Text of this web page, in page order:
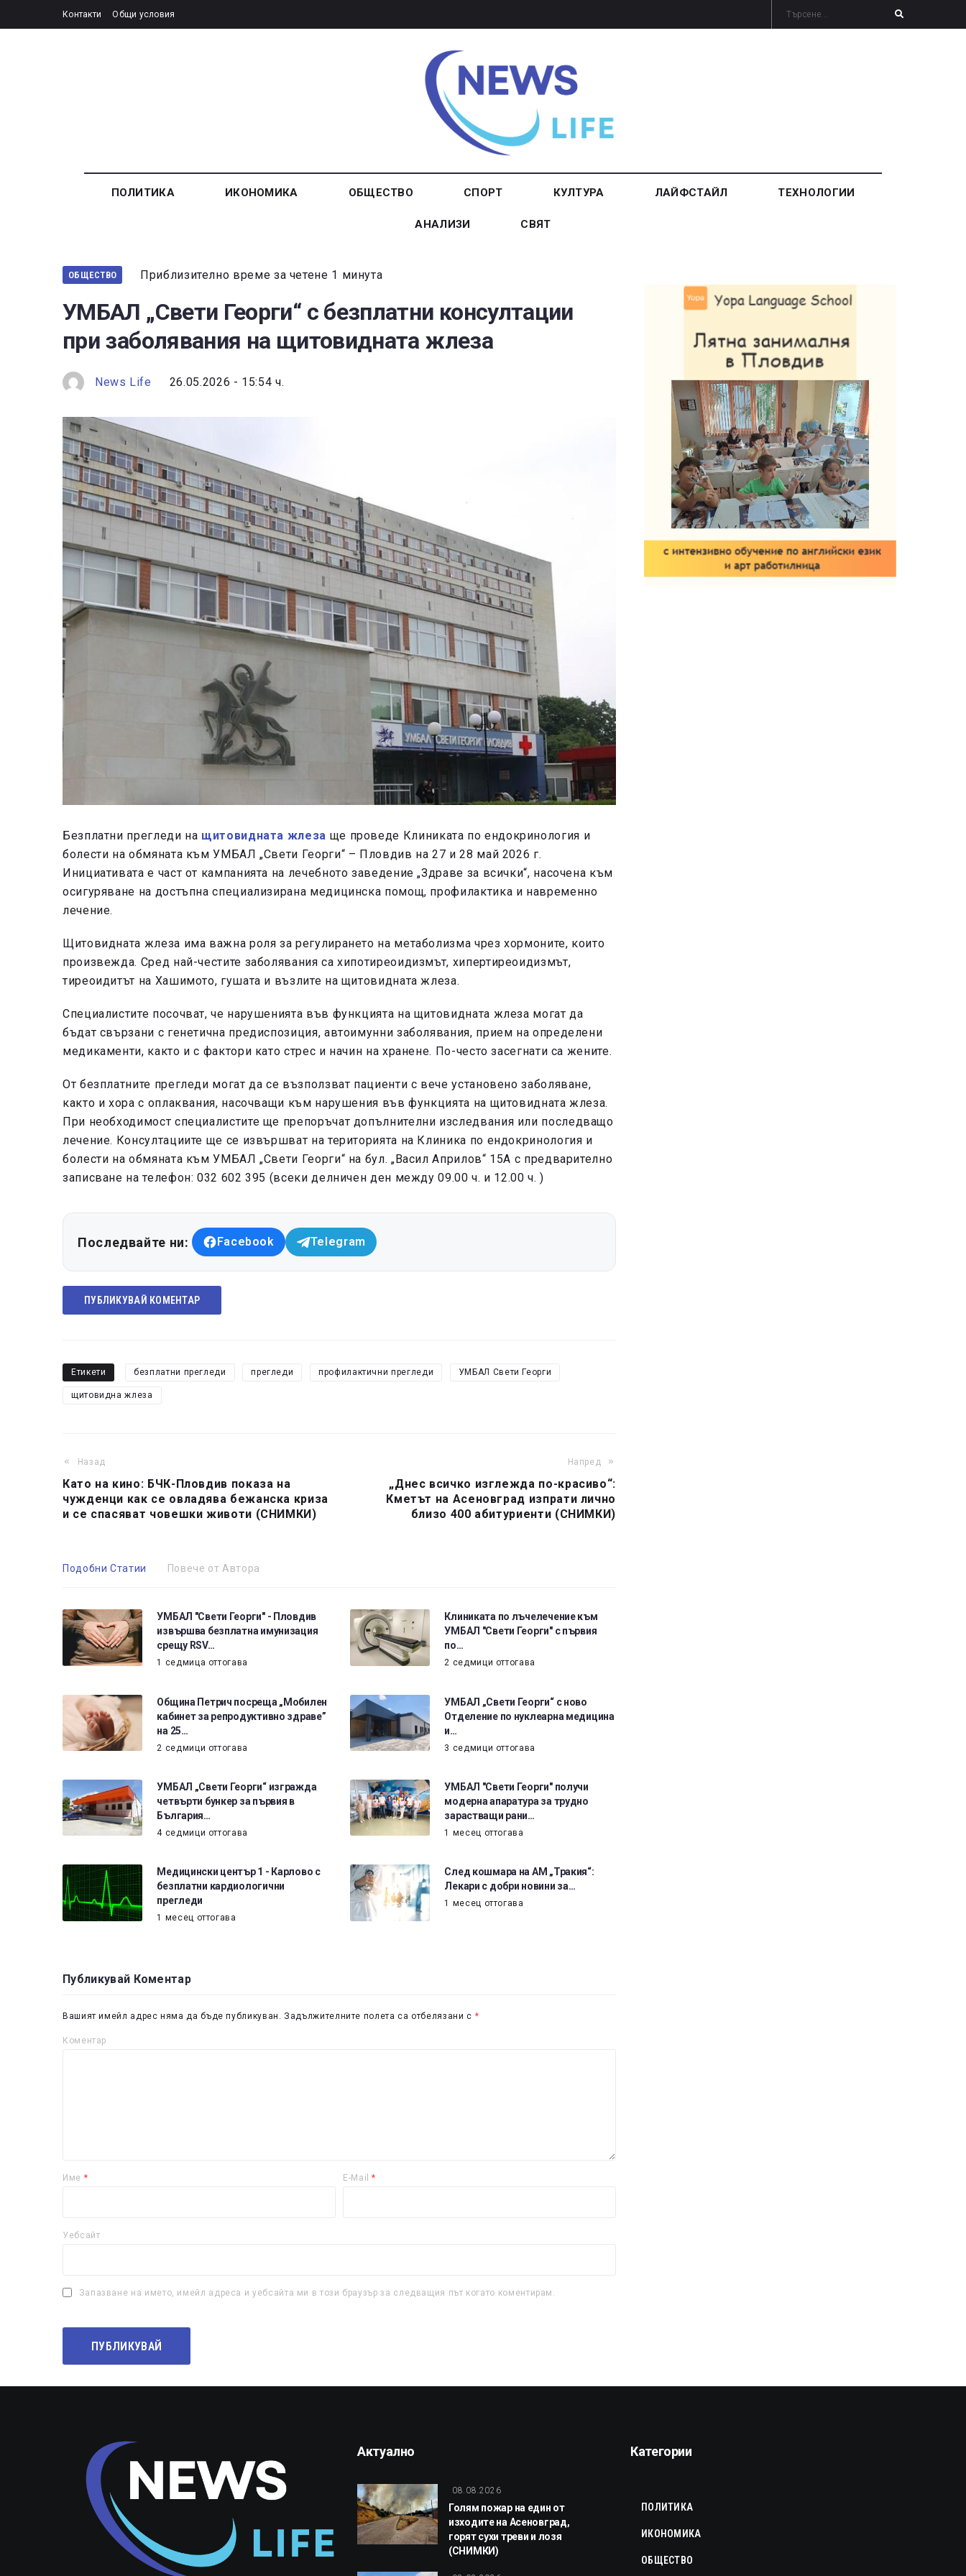
Контакти Общи условия
ПОЛИТИКА ИКОНОМИКА ОБЩЕСТВО СПОРТ КУЛТУРА ЛАЙФСТАЙЛ ТЕХНОЛОГИИ
АНАЛИЗИ СВЯТ
ОБЩЕСТВО Приблизително време за четене 1 минута
УМБАЛ „Свети Георги“ с безплатни консултации
при заболявания на щитовидната жлеза
News Life 26.05.2026 - 15:54 ч.
Безплатни прегледи на щитовидната жлеза ще проведе Клиниката по ендокринология и
болести на обмяната към УМБАЛ „Свети Георги“ – Пловдив на 27 и 28 май 2026 г.
Инициативата е част от кампанията на лечебното заведение „Здраве за всички“, насочена към
осигуряване на достъпна специализирана медицинска помощ, профилактика и навременно
лечение.
Щитовидната жлеза има важна роля за регулирането на метаболизма чрез хормоните, които
произвежда. Сред най-честите заболявания са хипотиреоидизмът, хипертиреоидизмът,
тиреоидитът на Хашимото, гушата и възлите на щитовидната жлеза.
Специалистите посочват, че нарушенията във функцията на щитовидната жлеза могат да
бъдат свързани с генетична предиспозиция, автоимунни заболявания, прием на определени
медикаменти, както и с фактори като стрес и начин на хранене. По-често засегнати са жените.
От безплатните прегледи могат да се възползват пациенти с вече установено заболяване,
както и хора с оплаквания, насочващи към нарушения във функцията на щитовидната жлеза.
При необходимост специалистите ще препоръчат допълнителни изследвания или последващо
лечение. Консултациите ще се извършват на територията на Клиника по ендокринология и
болести на обмяната към УМБАЛ „Свети Георги“ на бул. „Васил Априлов“ 15А с предварително
записване на телефон: 032 602 395 (всеки делничен ден между 09.00 ч. и 12.00 ч. )
Последвайте ни: Facebook Telegram
ПУБЛИКУВАЙ КОМЕНТАР
Етикети безплатни прегледи прегледи профилактични прегледи УМБАЛ Свети Георги
щитовидна жлеза
Назад
Като на кино: БЧК-Пловдив показа на
чужденци как се овладява бежанска криза
и се спасяват човешки животи (СНИМКИ)
Напред
„Днес всичко изглежда по-красиво“:
Кметът на Асеновград изпрати лично
близо 400 абитуриенти (СНИМКИ)
Подобни Статии Повече от Автора
УМБАЛ "Свети Георги" - Пловдив
извършва безплатна имунизация
срещу RSV…
1 седмица оттогава
Клиниката по лъчелечение към
УМБАЛ "Свети Георги" с първия
по…
2 седмици оттогава
Община Петрич посреща „Мобилен
кабинет за репродуктивно здраве”
на 25…
2 седмици оттогава
УМБАЛ „Свети Георги“ с ново
Отделение по нуклеарна медицина
и…
3 седмици оттогава
УМБАЛ „Свети Георги“ изгражда
четвърти бункер за първия в
България…
4 седмици оттогава
УМБАЛ "Свети Георги" получи
модерна апаратура за трудно
зарастващи рани…
1 месец оттогава
Медицински център 1 - Карлово с
безплатни кардиологични
прегледи
1 месец оттогава
След кошмара на АМ „Тракия“:
Лекари с добри новини за…
1 месец оттогава
Публикувай Коментар
Вашият имейл адрес няма да бъде публикуван. Задължителните полета са отбелязани с *
Коментар
Име * E-Mail*
Уебсайт
Запазване на името, имейл адреса и уебсайта ми в този браузър за следващия път когато коментирам.
Актуално
08.08.2026
Голям пожар на един от
изходите на Асеновград,
горят сухи треви и лозя
(СНИМКИ)
Категории
ПОЛИТИКА
ИКОНОМИКА
ОБЩЕСТВО